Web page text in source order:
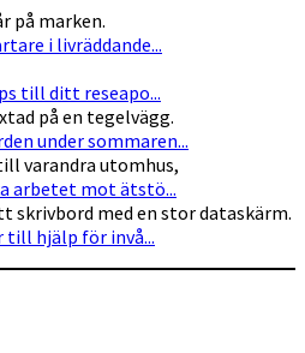
i livräddande...
till ditt reseapo...
under sommaren...
arbetet mot ätstö...
till hjälp för invå...